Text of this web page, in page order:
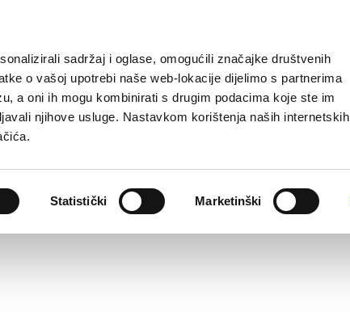
sadržaj i oglase, omogućili značajke društvenih
o vašoj upotrebi naše web-lokacije dijelimo s partnerima
a oni ih mogu kombinirati s drugim podacima koje ste im
njihove usluge. Nastavkom korištenja naših internetskih
Statistički Marketinški